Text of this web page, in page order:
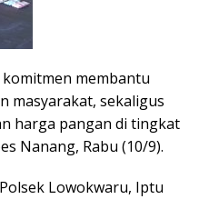
membantu
masyarakat, sekaligus
harga pangan di tingkat
Nanang, Rabu (10/9).
Lowokwaru, Iptu